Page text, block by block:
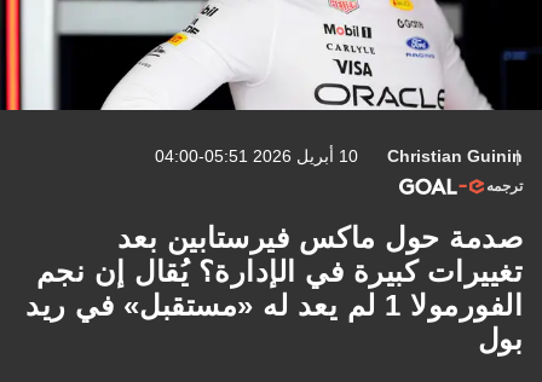
Christian Guinin 10 أبريل 2026 05:51-04:00
ترجمه
صدمة حول ماكس فيرستابين بعد
تغييرات كبيرة في الإدارة؟ يُقال إن نجم
الفورمولا 1 لم يعد له «مستقبل» في ريد
بول